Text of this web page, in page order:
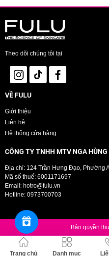
Theo dõi chúng tôi tại
VỀ FULU
Giới thiệu
Liên hệ
Hệ thống cửa hàng
CÔNG TY TNHH MTV NGA HÙNG
Địa chỉ: 124 Trần Hưng Đạo, Phường
Mã số thuế: 6001171697
Email: hotro@fulu.vn
Hotline: 0973700703
Bản quyền
Trang chủ Danh mục